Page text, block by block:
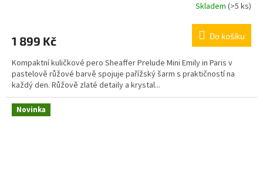
Skladem (>5 ks)
1 899 Kč Do košíku
Kompaktní kuličkové pero Sheaffer Prelude Mini Emily in Paris v
pastelově růžové barvě spojuje pařížský šarm s praktičností na
každý den. Růžově zlaté detaily a krystal...
Novinka